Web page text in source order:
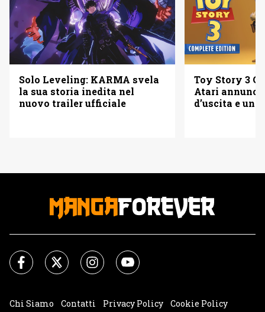
Solo Leveling: KARMA svela
la sua storia inedita nel
nuovo trailer ufficiale
Toy Story 3
Atari
d’uscita e
Chi Siamo Contatti Privacy Policy Cookie Policy